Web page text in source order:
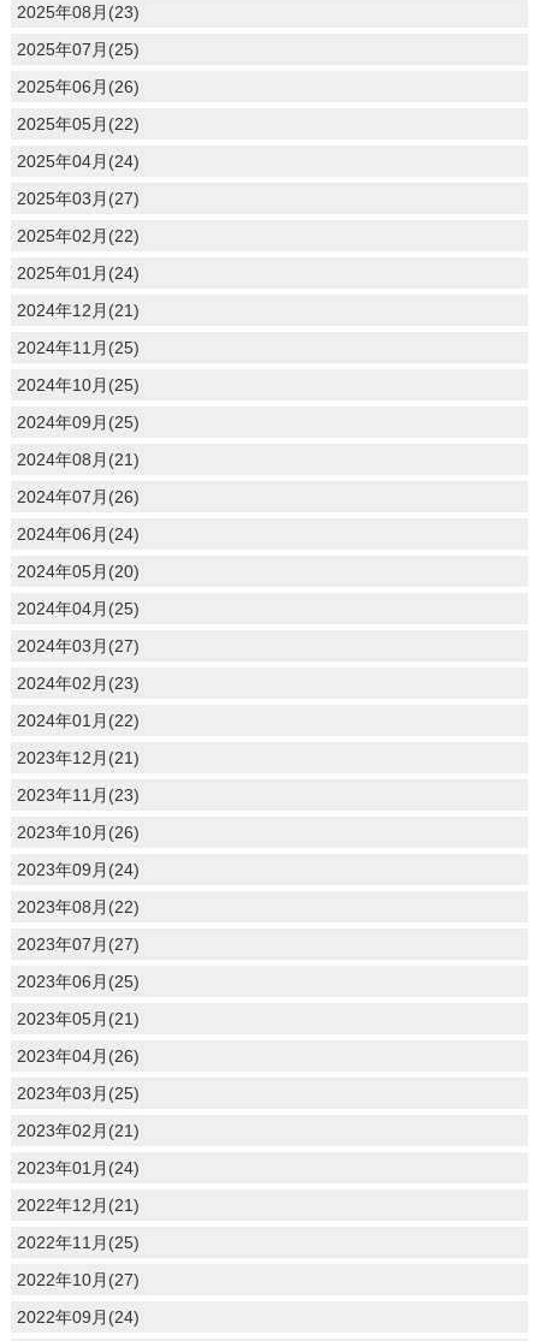
2025年08月(23)
2025年07月(25)
2025年06月(26)
2025年05月(22)
2025年04月(24)
2025年03月(27)
2025年02月(22)
2025年01月(24)
2024年12月(21)
2024年11月(25)
2024年10月(25)
2024年09月(25)
2024年08月(21)
2024年07月(26)
2024年06月(24)
2024年05月(20)
2024年04月(25)
2024年03月(27)
2024年02月(23)
2024年01月(22)
2023年12月(21)
2023年11月(23)
2023年10月(26)
2023年09月(24)
2023年08月(22)
2023年07月(27)
2023年06月(25)
2023年05月(21)
2023年04月(26)
2023年03月(25)
2023年02月(21)
2023年01月(24)
2022年12月(21)
2022年11月(25)
2022年10月(27)
2022年09月(24)